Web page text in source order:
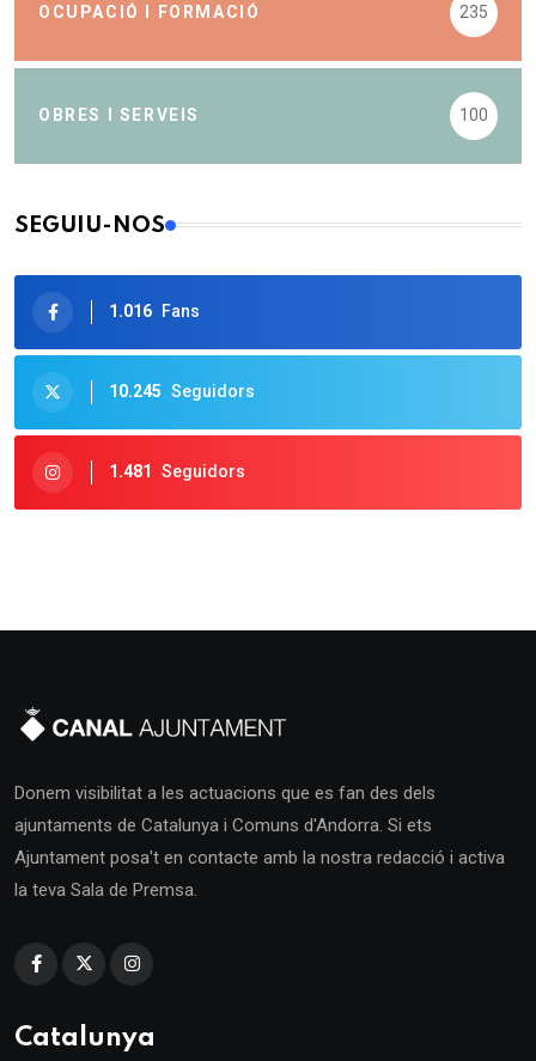
OCUPACIÓ I FORMACIÓ 235
OBRES I SERVEIS 100
SEGUIU-NOS
1.016 Fans
10.245 Seguidors
1.481 Seguidors
Donem visibilitat a les actuacions que es fan des dels
ajuntaments de Catalunya i Comuns d'Andorra. Si ets
Ajuntament posa't en contacte amb la nostra redacció i activa
la teva Sala de Premsa.
Catalunya